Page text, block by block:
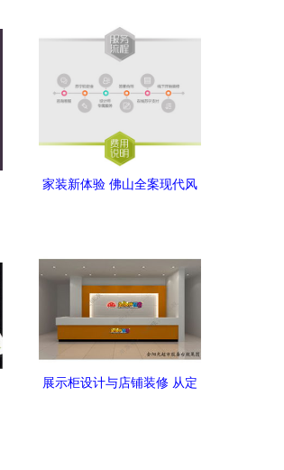
家装新体验 佛山全案现代风
展示柜设计与店铺装修 从定